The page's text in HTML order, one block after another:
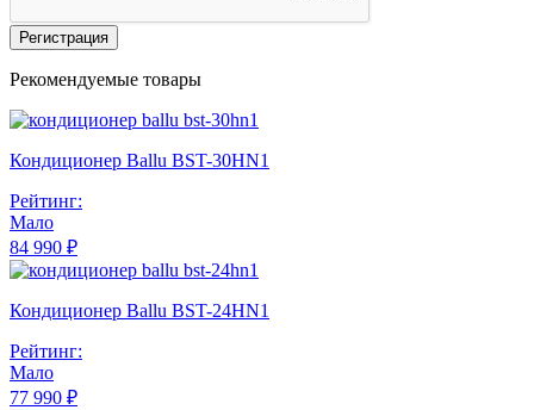
Регистрация
Рекомендуемые товары
Кондиционер Ballu BST-30HN1
Рейтинг:
Мало
84 990 ₽
Кондиционер Ballu BST-24HN1
Рейтинг:
Мало
77 990 ₽